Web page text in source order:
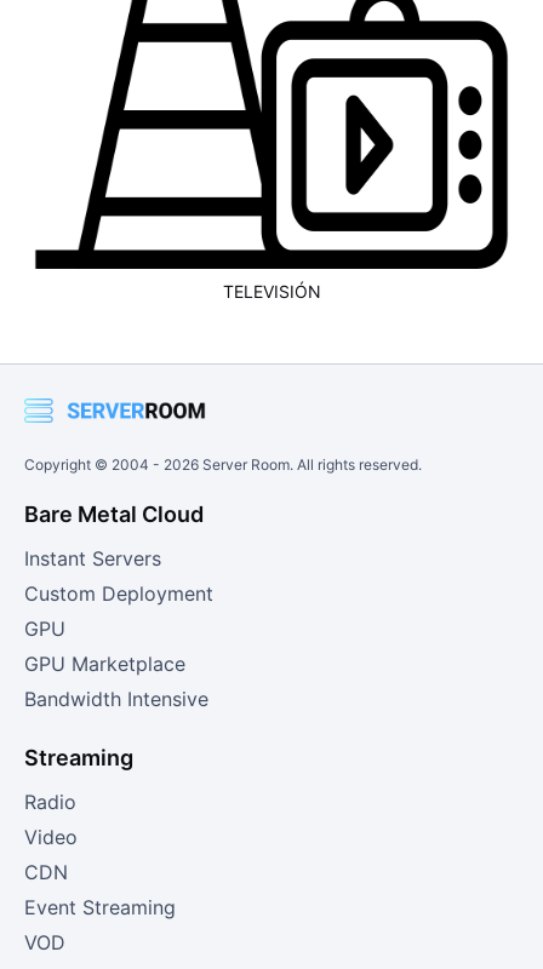
TELEVISIÓN
Copyright © 2004 - 2026 Server Room. All rights reserved.
Bare Metal Cloud
Instant Servers
Custom Deployment
GPU
GPU Marketplace
Bandwidth Intensive
Streaming
Radio
Video
CDN
Event Streaming
VOD